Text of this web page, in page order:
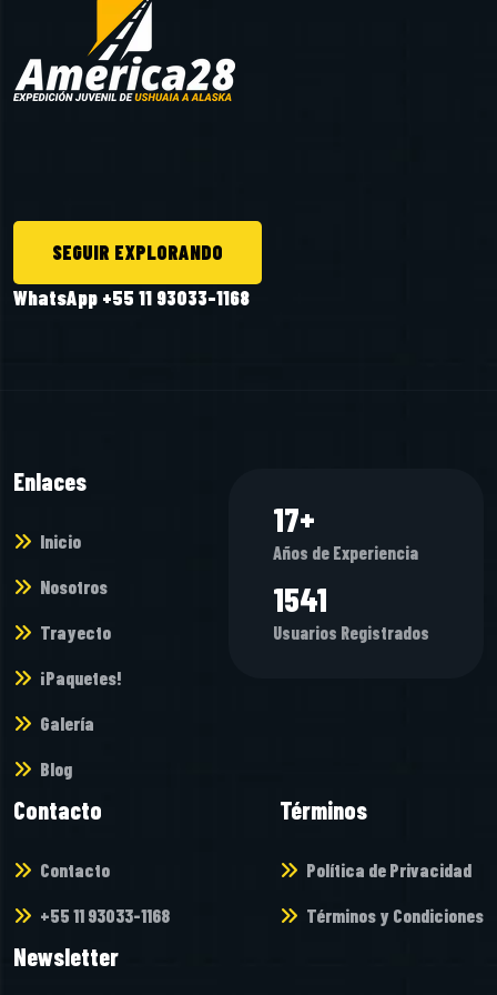
SEGUIR EXPLORANDO
WhatsApp +55 11 93033-1168
Enlaces
Inicio
Nosotros
Trayecto
¡Paquetes!
Galería
Blog
21+
Años de Experiencia
1852
Usuarios Registrados
Contacto
Contacto
+55 11 93033-1168
Términos
Política de Privacidad
Términos y Condiciones
Newsletter